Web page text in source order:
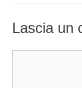
Lascia un